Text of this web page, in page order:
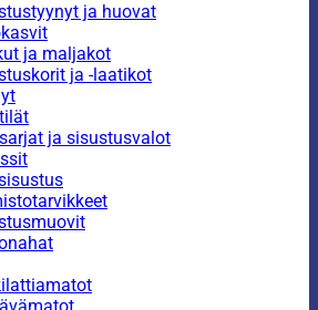
ja huovat
ja maljakot
ja -laatikot
ja sisustusvalot